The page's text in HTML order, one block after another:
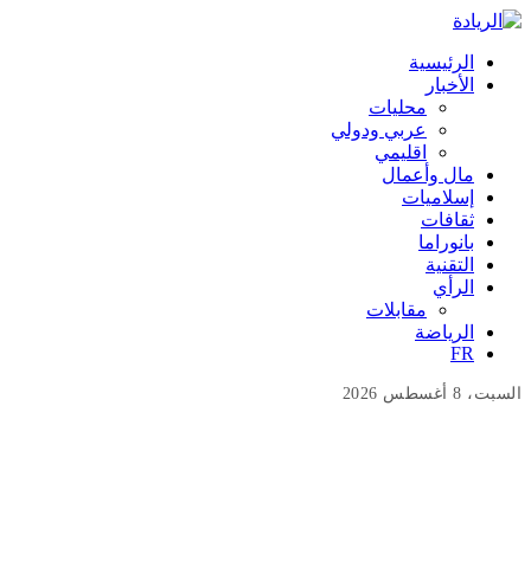
الرئيسية
الأخبار
محليات
عربي ودولي
اقليمي
مال وأعمال
إسلاميات
ثقافات
بانوراما
التقنية
الرأي
مقابلات
الرياضة
FR
السبت، 8 أغسطس 2026